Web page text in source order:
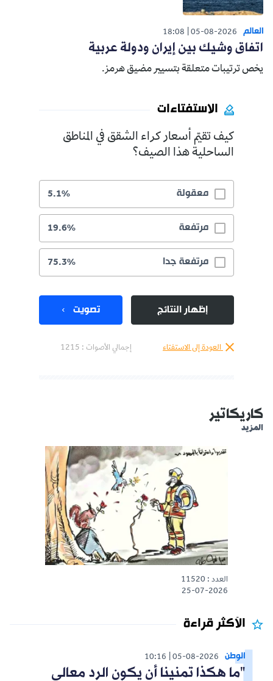
العالم 05-08-2026
18:08
اتفاق وشيك بين إيران ودولة عربية
يخص ترتيبات متعلقة بتسيير مضيق هرمز.
الاستفتاءات
كيف تقيّم أسعار كراء الشقق في المناطق
الساحلية هذا الصيف؟
معقولة 5.1%
مرتفعة 19.6%
مرتفعة جدا 75.3%
إظهار النتائج تصويت
العودة إلى الاستفتاء إجمالي الأصوات : 1215
كاريكاتير
المزيد
العدد : 11520
25-07-2026
الأكثر قراءة
الوطن 05-08-2026
10:16
"ما هكذا تمنينا أن يكون الرد معالي